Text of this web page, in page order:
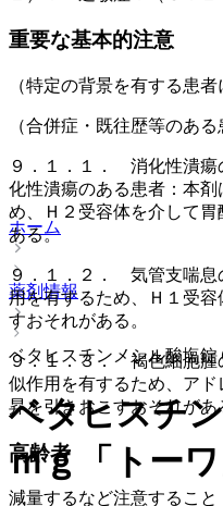
重要な基本的注意
（特定の背景を有する患者
（合併症・既往歴等のある
９．１．１． 消化性潰瘍
化性潰瘍のある患者：本
め、Ｈ２受容体を介して
ある。
９．１．２． 気管支喘息
用を有するため、Ｈ１受
すおそれがある。
９．１．３． 褐色細胞腫
似作用を有するため、ア
昇を引きおこすおそれがあ
高齢者
減量するなど注意するこ
ホーム
薬剤情報
ベタヒスチンメシル酸塩錠
ベタヒスチ
ｍｇ「トーワ